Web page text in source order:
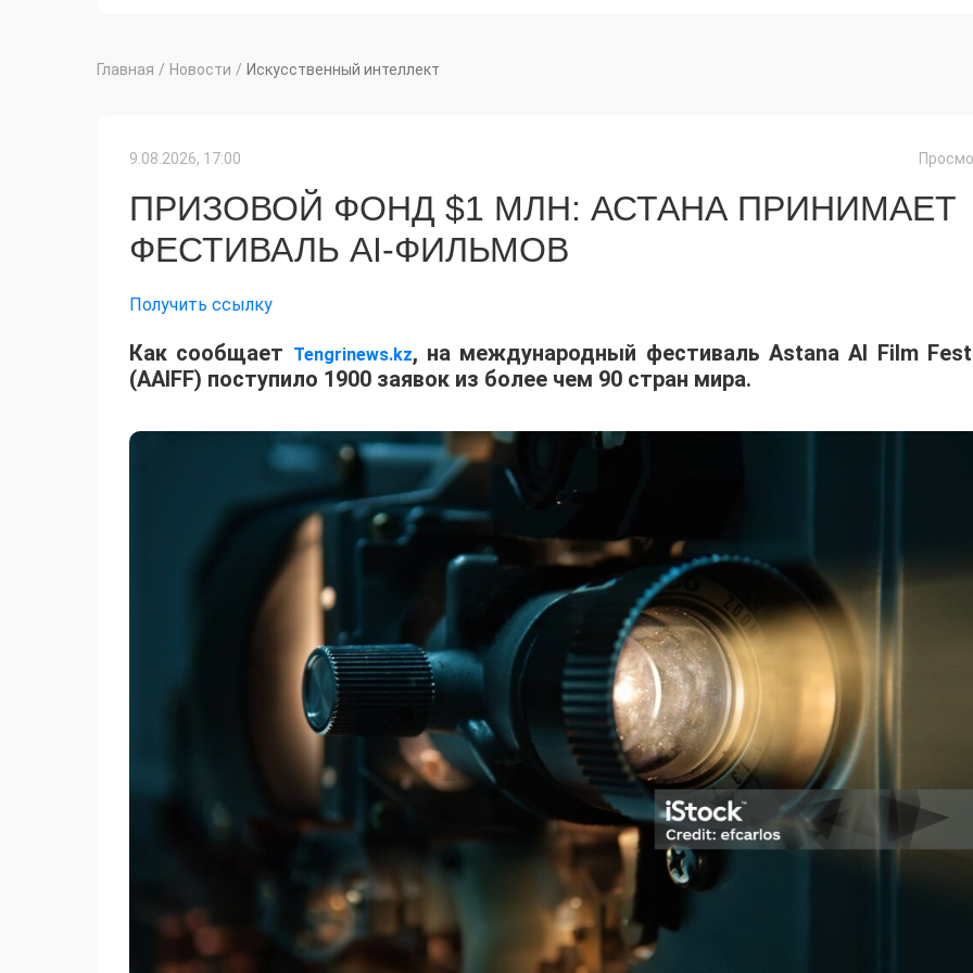
Главная / Новости / Искусственный интеллект
9.08.2026, 17:00
ПРИЗОВОЙ ФОНД $1 МЛН: АСТАНА ПРИНИМАЕТ
ФЕСТИВАЛЬ AI-ФИЛЬМОВ
Получить ссылку
Как сообщает Tengrinews.kz, на международный фестиваль Astana AI Film
(AAIFF) поступило 1900 заявок из более чем 90 стран мира.